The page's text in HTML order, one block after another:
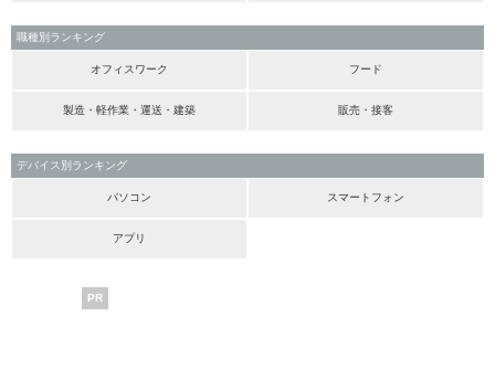
職種別ランキング
オフィスワーク フード
製造・軽作業・運送・建築 販売・接客
デバイス別ランキング
パソコン スマートフォン
アプリ
PR